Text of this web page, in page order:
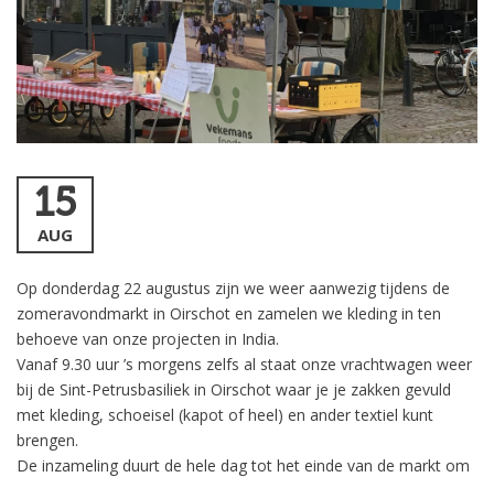
15
AUG
Op donderdag 22 augustus zijn we weer aanwezig tijdens de
zomeravondmarkt in Oirschot en zamelen we kleding in ten
behoeve van onze projecten in India.
Vanaf 9.30 uur ’s morgens zelfs al staat onze vrachtwagen weer
bij de Sint-Petrusbasiliek in Oirschot waar je je zakken gevuld
met kleding, schoeisel (kapot of heel) en ander textiel kunt
brengen.
De inzameling duurt de hele dag tot het einde van de markt om